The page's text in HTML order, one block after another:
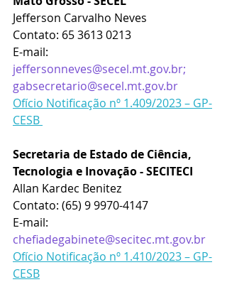
Jefferson Carvalho Neves
Contato: 65 3613 0213
E-mail:
jeffersonneves@secel.mt.gov.br;
gabsecretario@secel.mt.gov.br
Ofício Notificação nº 1.409/2023 – GP-
CESB
Secretaria de Estado de Ciência,
Tecnologia e Inovação - SECITECI
Allan Kardec Benitez
Contato: (65) 9 9970-4147
E-mail:
chefiadegabinete@secitec.mt.gov.br
Ofício Notificação nº 1.410/2023 – GP-
CESB